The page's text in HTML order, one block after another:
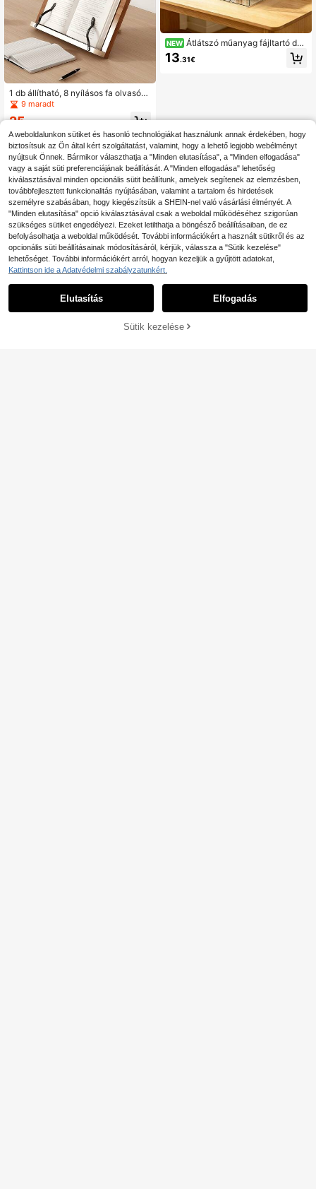
1 db állítható, 8 nyílásos fa olvasóáll
vány - ergonomikus, szögben állíth
súszásmentes, összecsukható, füg
gőlegesen rögzített állvány, alkalm
as tanulásra/irodába, szobadekorác
ióhoz, hálószobabútorhoz, gyakorla
ti tanulási eszközhöz
9 maradt
25.32€25.37€
NEW Átlátszó műanyag fájltartó dob
oz és asztali könyvtartó, tárolókosá
r könyvekhez, irodai kellékekhez, f
13.31€
Vásárolj most
A weboldalunkon sütiket és hasonló technológiákat használunk annak érdekében, hogy
biztosítsuk az Ön által kért szolgáltatást, valamint, hogy a lehető legjobb webélményt
nyújtsuk Önnek. Bármikor választhatja a "Minden elutasítása", a "Minden elfogadása"
vagy a saját süti preferenciájának beállítását. A "Minden elfogadása" lehetőség
kiválasztásával minden opcionális sütit beállítunk, amelyek segítenek az elemzésben,
továbbfejlesztett funkcionalitás nyújtásában, valamint a tartalom és hirdetések
személyre szabásában, hogy kiegészítsük a SHEIN-nel való vásárlási élményét. A
"Minden elutasítása" opció kiválasztásával csak a weboldal működéséhez szigorúan
szükséges sütiket engedélyezi. Ezeket letilthatja a böngésző beállításaiban, de ez
befolyásolhatja a weboldal működését. További információkért a használt sütikről és az
opcionális süti beállításainak módosításáról, kérjük, válassza a "Sütik kezelése"
lehetőséget. További információkért arról, hogyan kezeljük a gyűjtött adatokat,
Kattintson ide a Adatvédelmi szabályzatunkért.
Elutasítás Elfogadás
Sütik kezelése